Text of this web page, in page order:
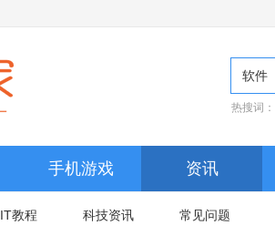
软件
热搜词：
手机游戏 资讯
IT教程 科技资讯 常见问题